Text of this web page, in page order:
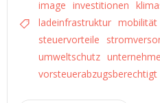
image investitionen
ladeinfrastruktur mobilität
steuervorteile
umweltschutz
vorsteuerabzugsberechtigt